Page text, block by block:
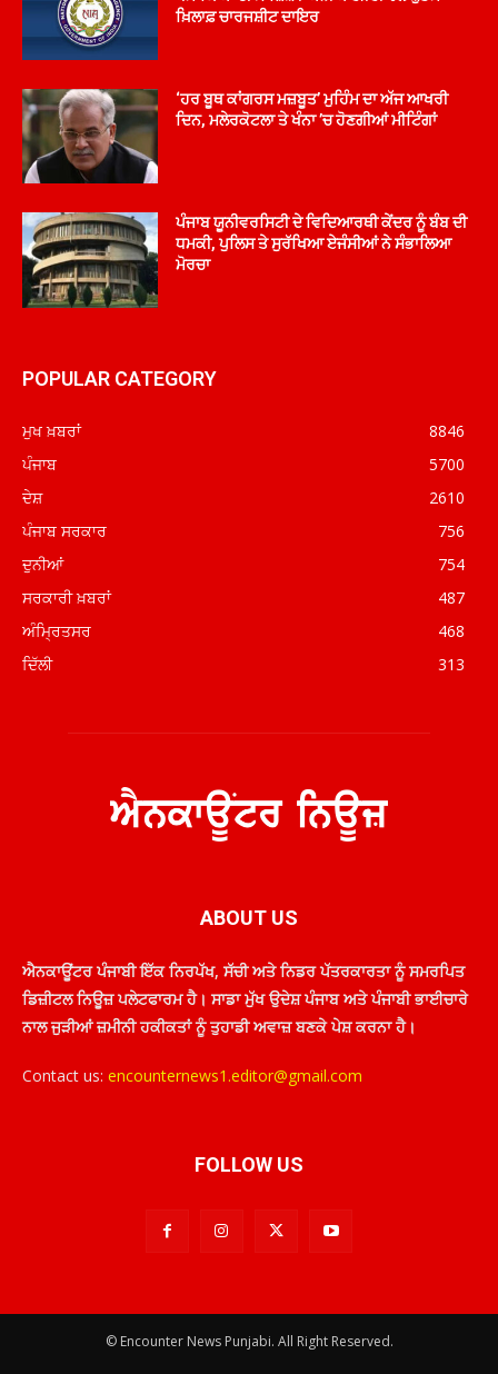
ਖ਼ਿਲਾਫ਼ ਚਾਰਜਸ਼ੀਟ ਦਾਇਰ
‘ਹਰ ਬੂਥ ਕਾਂਗਰਸ ਮਜ਼ਬੂਤ’ ਮੁਹਿੰਮ ਦਾ ਅੱਜ ਆਖਰੀ
ਦਿਨ, ਮਲੇਰਕੋਟਲਾ ਤੇ ਖੰਨਾ ’ਚ ਹੋਣਗੀਆਂ ਮੀਟਿੰਗਾਂ
ਪੰਜਾਬ ਯੂਨੀਵਰਸਿਟੀ ਦੇ ਵਿਦਿਆਰਥੀ ਕੇਂਦਰ ਨੂੰ ਬੰਬ ਦੀ
ਧਮਕੀ, ਪੁਲਿਸ ਤੇ ਸੁਰੱਖਿਆ ਏਜੰਸੀਆਂ ਨੇ ਸੰਭਾਲਿਆ
ਮੋਰਚਾ
POPULAR CATEGORY
ਮੁਖ ਖ਼ਬਰਾਂ
8846
ਪੰਜਾਬ
5700
ਦੇਸ਼
2610
ਪੰਜਾਬ ਸਰਕਾਰ
756
ਦੁਨੀਆਂ
754
ਸਰਕਾਰੀ ਖ਼ਬਰਾਂ
487
ਅੰਮ੍ਰਿਤਸਰ
468
ਦਿੱਲੀ
313
ABOUT US
ਐਨਕਾਊਂਟਰ ਪੰਜਾਬੀ ਇੱਕ ਨਿਰਪੱਖ, ਸੱਚੀ ਅਤੇ ਨਿਡਰ ਪੱਤਰਕਾਰਤਾ ਨੂੰ ਸਮਰਪਿਤ
ਡਿਜ਼ੀਟਲ ਨਿਊਜ਼ ਪਲੇਟਫਾਰਮ ਹੈ। ਸਾਡਾ ਮੁੱਖ ਉਦੇਸ਼ ਪੰਜਾਬ ਅਤੇ ਪੰਜਾਬੀ ਭਾਈਚਾਰੇ
ਨਾਲ ਜੁੜੀਆਂ ਜ਼ਮੀਨੀ ਹਕੀਕਤਾਂ ਨੂੰ ਤੁਹਾਡੀ ਅਵਾਜ਼ ਬਣਕੇ ਪੇਸ਼ ਕਰਨਾ ਹੈ।
Contact us: encounternews1.editor@gmail.com
FOLLOW US
© Encounter News Punjabi. All Right Reserved.